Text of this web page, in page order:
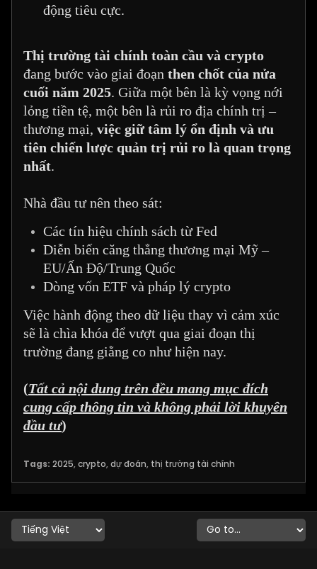
động tiêu cực.
Thị trường tài chính toàn cầu và crypto
đang bước vào giai đoạn then chốt của nửa
cuối năm 2025. Giữa một bên là kỳ vọng nới
lỏng tiền tệ, một bên là rủi ro địa chính trị –
thương mại, việc giữ tâm lý ổn định và ưu
tiên chiến lược quản trị rủi ro là quan trọng
nhất.
Nhà đầu tư nên theo sát:
Các tín hiệu chính sách từ Fed
Diễn biến căng thẳng thương mại Mỹ –
EU/Ấn Độ/Trung Quốc
Dòng vốn ETF và pháp lý crypto
Việc hành động theo dữ liệu thay vì cảm xúc
sẽ là chìa khóa để vượt qua giai đoạn thị
trường đang giằng co như hiện nay.
(Tất cả nội dung trên đều mang mục đích
cung cấp thông tin và không phải lời khuyên
đầu tư)
Tags: 2025, crypto, dự đoán, thị trường tài chính